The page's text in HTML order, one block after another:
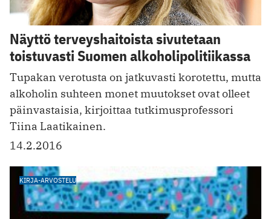
Näyttö terveyshaitoista sivutetaan
toistuvasti Suomen alkoholipolitiikassa
Tupakan verotusta on jatkuvasti korotettu, mutta
alkoholin suhteen monet muutokset ovat olleet
päinvastaisia, kirjoittaa tutkimusprofessori
Tiina Laatikainen.
14.2.2016
KIRJA-ARVOSTELU